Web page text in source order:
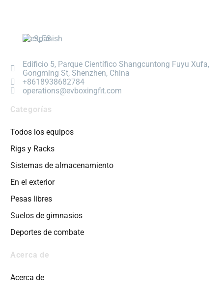
Spanish
Edificio 5, Parque Científico Shangcuntong Fuyu Xufa,
Gongming St, Shenzhen, China
+8618938682784
operations@evboxingfit.com
Categorías
Todos los equipos
Rigs y Racks
Sistemas de almacenamiento
En el exterior
Pesas libres
Suelos de gimnasios
Deportes de combate
Acerca de
Acerca de